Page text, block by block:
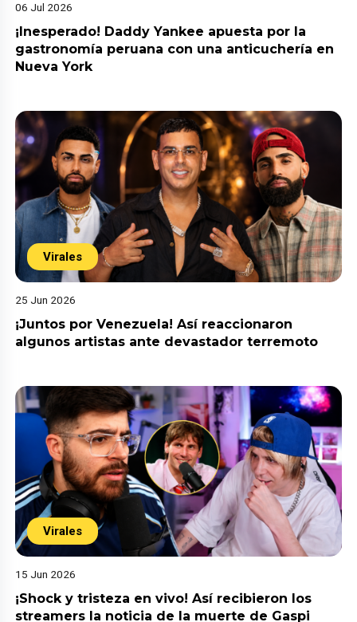
06 Jul 2026
¡Inesperado! Daddy Yankee apuesta por la
gastronomía peruana con una anticuchería en
Nueva York
Virales
25 Jun 2026
¡Juntos por Venezuela! Así reaccionaron
algunos artistas ante devastador terremoto
Virales
15 Jun 2026
¡Shock y tristeza en vivo! Así recibieron los
streamers la noticia de la muerte de Gaspi